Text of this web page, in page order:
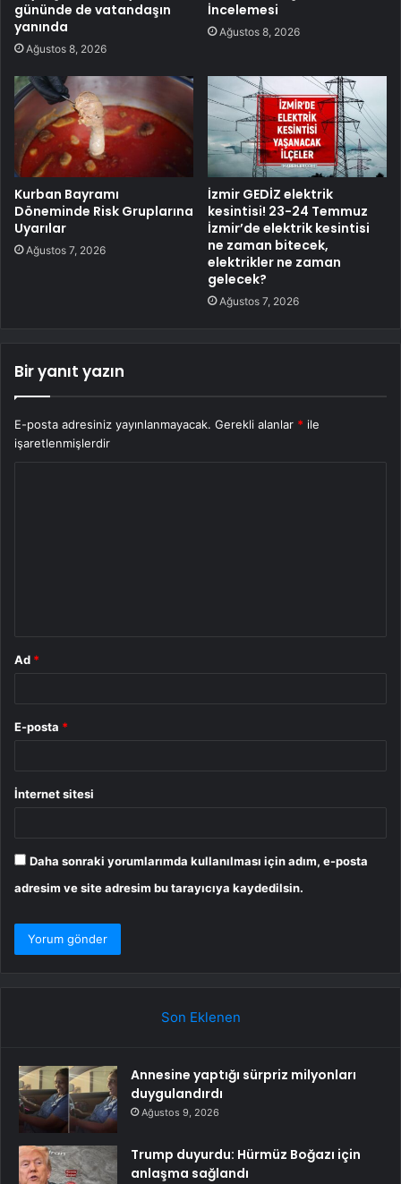
gününde de vatandaşın
yanında
Ağustos 8, 2026
İncelemesi
Ağustos 8, 2026
Kurban Bayramı
Döneminde Risk Gruplarına
Uyarılar
Ağustos 7, 2026
İzmir GEDİZ elektrik
kesintisi! 23-24 Temmuz
İzmir’de elektrik kesintisi
ne zaman bitecek,
elektrikler ne zaman
gelecek?
Ağustos 7, 2026
Bir yanıt yazın
E-posta adresiniz yayınlanmayacak. Gerekli alanlar * ile
işaretlenmişlerdir
Ad *
E-posta *
İnternet sitesi
Daha sonraki yorumlarımda kullanılması için adım, e-posta
adresim ve site adresim bu tarayıcıya kaydedilsin.
Son Eklenen
Annesine yaptığı sürpriz milyonları
duygulandırdı
Ağustos 9, 2026
Trump duyurdu: Hürmüz Boğazı için
anlaşma sağlandı